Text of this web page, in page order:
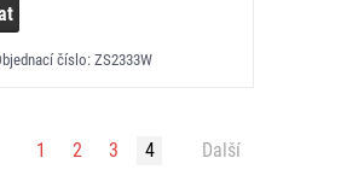
číslo: ZS2333W
1 2 3 4 Další